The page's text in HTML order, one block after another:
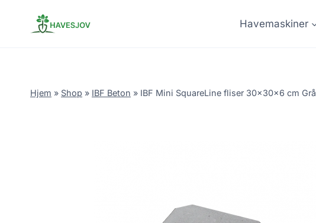
Havemaskiner
Hjem » Shop » IBF Beton » IBF Mini SquareLine fliser 30x30x6 cm Grå